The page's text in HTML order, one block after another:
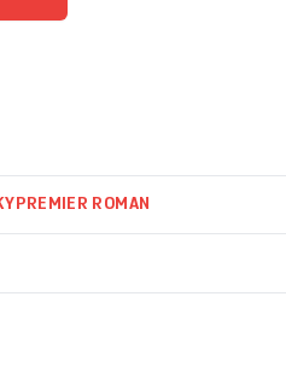
PREMIER ROMAN